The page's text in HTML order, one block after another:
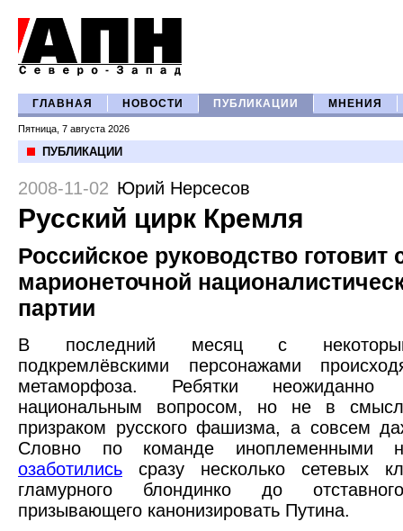
ГЛАВНАЯ НОВОСТИ ПУБЛИКАЦИИ МНЕНИЯ
Пятница, 7 августа 2026
ПУБЛИКАЦИИ
2008-11-02 Юрий Нерсесов
Русский цирк Кремля
Российское руководство готовит
марионеточной
партии
В последний месяц с
подкремлёвскими персонажами
метаморфоза. Ребятки неожиданно
национальным вопросом, но не в
призраком русского фашизма, а совсем
Словно по команде иноплеменными
озаботились сразу несколько сетевых
гламурного блондинко до
призывающего канонизировать Путина.